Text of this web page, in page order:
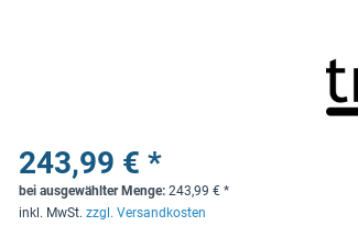
243,99 € *
bei ausgewählter Menge:243,99 € *
inkl. MwSt.zzgl. Versandkosten